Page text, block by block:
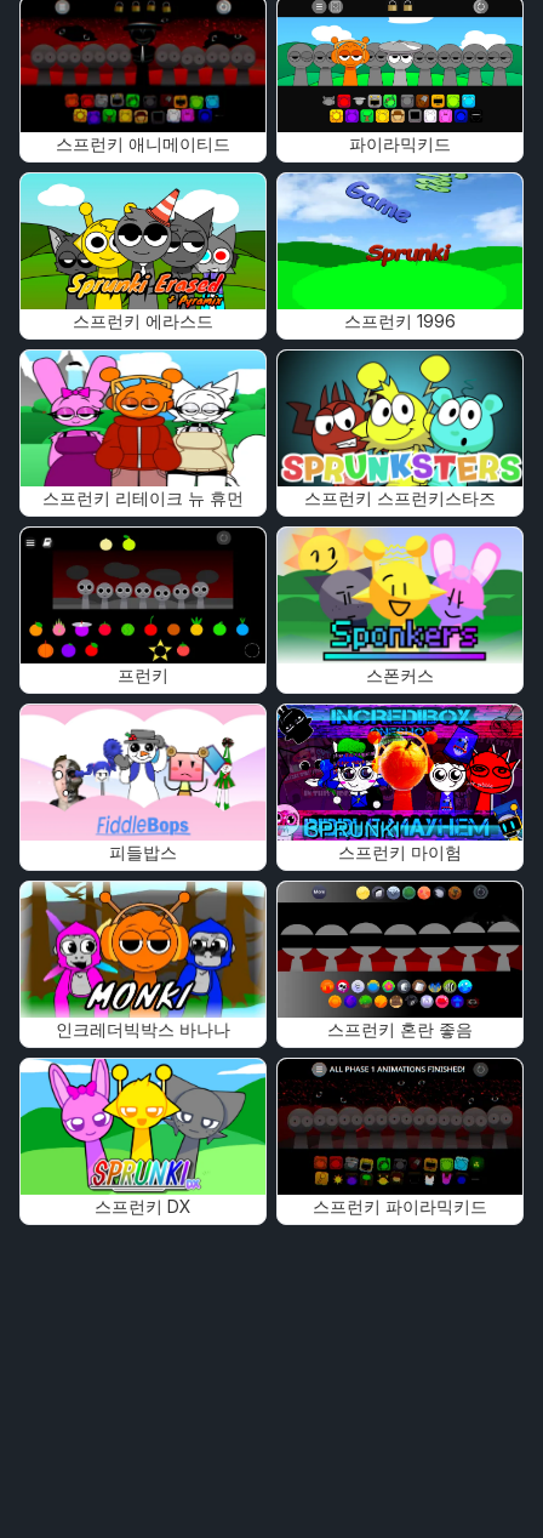
스프런키 애니메이티드 파이라믹키드
스프런키 에라스드 스프런키 1996
스프런키 리테이크 뉴 휴먼 스프런키 스프런키스타즈
프런키 스폰커스
피들밥스 스프런키 마이험
인크레더빅박스 바나나 스프런키 혼란 좋음
스프런키 DX 스프런키 파이라믹키드